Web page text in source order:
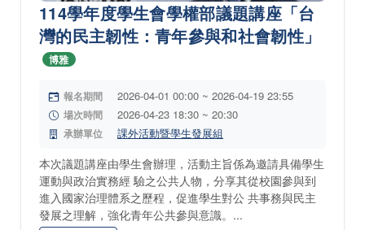
114學年度學生會學權部議題講座「台
灣的民主韌性：青年參與和社會韌性」
博雅
報名期間 2026-04-01 00:00 ~ 2026-04-19 23:55
場次時間 2026-04-23 18:30 ~ 20:30
承辦單位 課外活動暨學生發展組
本次議題講座由學生會辦理，活動主旨係為邀請具備學生
運動與政治實務經 驗之公共人物，分享其從校園參與到
進入國家治理體系之歷程，促進學生對公 共事務與民主
發展之理解，強化青年公共參與意識。...